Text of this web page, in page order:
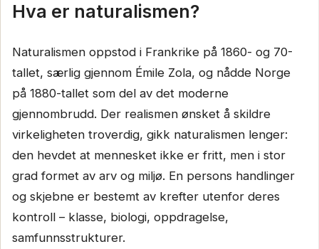
Hva er naturalismen?
Naturalismen oppstod i Frankrike på 1860- og 70-
tallet, særlig gjennom Émile Zola, og nådde Norge
på 1880-tallet som del av det moderne
gjennombrudd. Der realismen ønsket å skildre
virkeligheten troverdig, gikk naturalismen lenger:
den hevdet at mennesket ikke er fritt, men i stor
grad formet av arv og miljø. En persons handlinger
og skjebne er bestemt av krefter utenfor deres
kontroll – klasse, biologi, oppdragelse,
samfunnsstrukturer.